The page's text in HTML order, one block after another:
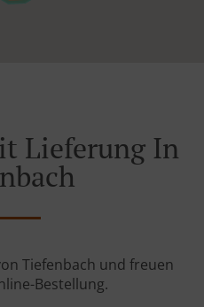
Lieferung In
Tiefenbach und freuen
Bestellung.